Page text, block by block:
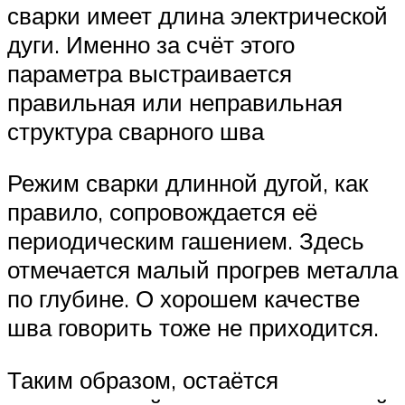
сварки имеет длина электрической
дуги. Именно за счёт этого
параметра выстраивается
правильная или неправильная
структура сварного шва
Режим сварки длинной дугой, как
правило, сопровождается её
периодическим гашением. Здесь
отмечается малый прогрев металла
по глубине. О хорошем качестве
шва говорить тоже не приходится.
Таким образом, остаётся